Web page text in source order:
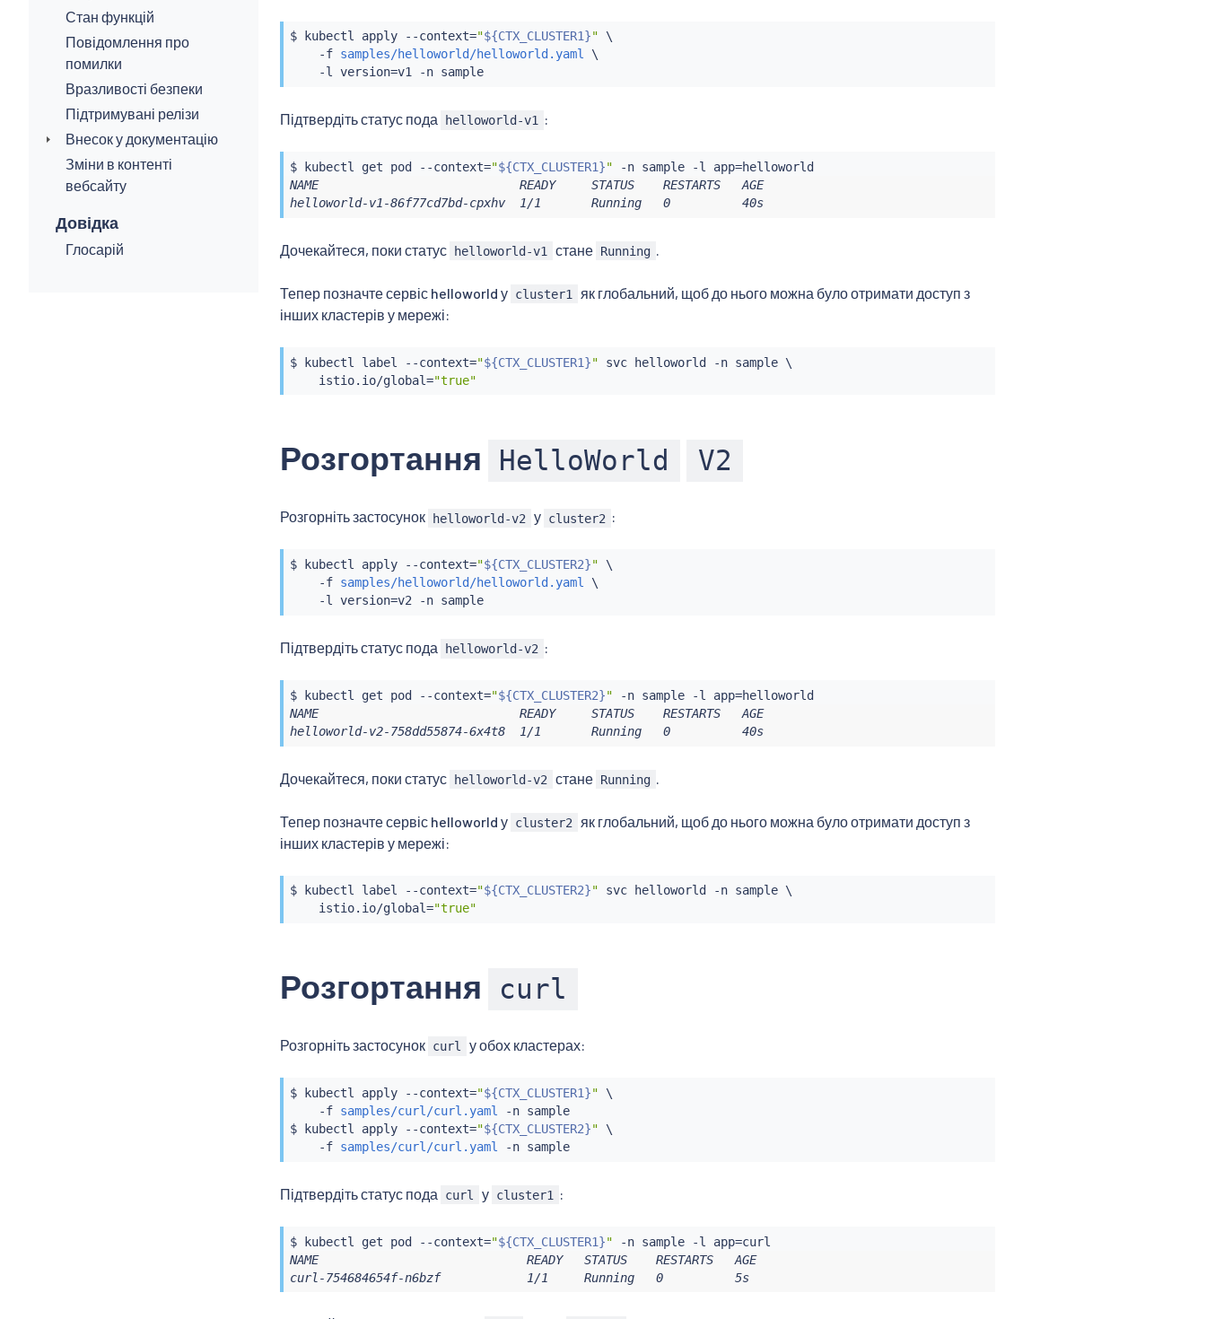
Стан функцій
Повідомлення про
помилки
Вразливості безпеки
Підтримувані релізи
Внесок у документацію
Зміни в контенті
вебсайту
Довідка
Глосарій
$ kubectl apply --context="${CTX_CLUSTER1}" \
    -f
samples/helloworld/helloworld.yaml \
    -l version
= v1 -n sample
Підтвердіть статус пода helloworld-v1 :
$ kubectl get pod --context="${CTX_CLUSTER1}" -n sample -l app=
NAME                            READY     STATUS    RESTARTS   AGE
helloworld-v1-86f77cd7bd-cpxhv  1/1       Running   0          40s
Дочекайтеся, поки статус helloworld-v1 стане Running
Тепер позначте сервіс helloworld у cluster1
як глобальний, щоб до нього можна було отримати доступ з
інших кластерів у мережі:
$ kubectl label --context="${CTX_CLUSTER1}" svc helloworld -n sample \
    istio.io/global
="true"
Розгортання HelloWorld V2
Розгорніть застосунок helloworld-v2 у cluster2 :
$ kubectl apply --context="${CTX_CLUSTER2}" \
    -f
samples/helloworld/helloworld.yaml
\
    -l version
= v2 -n sample
Підтвердіть статус пода helloworld-v2 :
$ kubectl get pod --context="${CTX_CLUSTER2}" -n sample -l app=
NAME                            READY     STATUS    RESTARTS   AGE
helloworld-v2-758dd55874-6x4t8  1/1       Running   0          40s
Дочекайтеся, поки статус helloworld-v2 стане Running
Тепер позначте сервіс helloworld у cluster2
як глобальний, щоб до нього можна було отримати доступ з
інших кластерів у мережі:
$ kubectl label --context="${CTX_CLUSTER2}" svc helloworld -n sample \
    istio.io/global
="true"
Розгортання curl
Розгорніть застосунок curl у обох кластерах:
$ kubectl apply --context="${CTX_CLUSTER1}" \
    -f
samples/curl/curl.yaml
-n sample
$
kubectl apply --context="${CTX_CLUSTER2}" \
    -f
samples/curl/curl.yaml -n sample
Підтвердіть статус пода curl у cluster1 :
$ kubectl get pod --context="${CTX_CLUSTER1}" -n sample -l app=
NAME                             READY   STATUS    RESTARTS   AGE
curl-754684654f-n6bzf            1/1     Running   0          5s